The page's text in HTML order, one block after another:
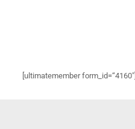
[ultimatemember form_id=“4160″]